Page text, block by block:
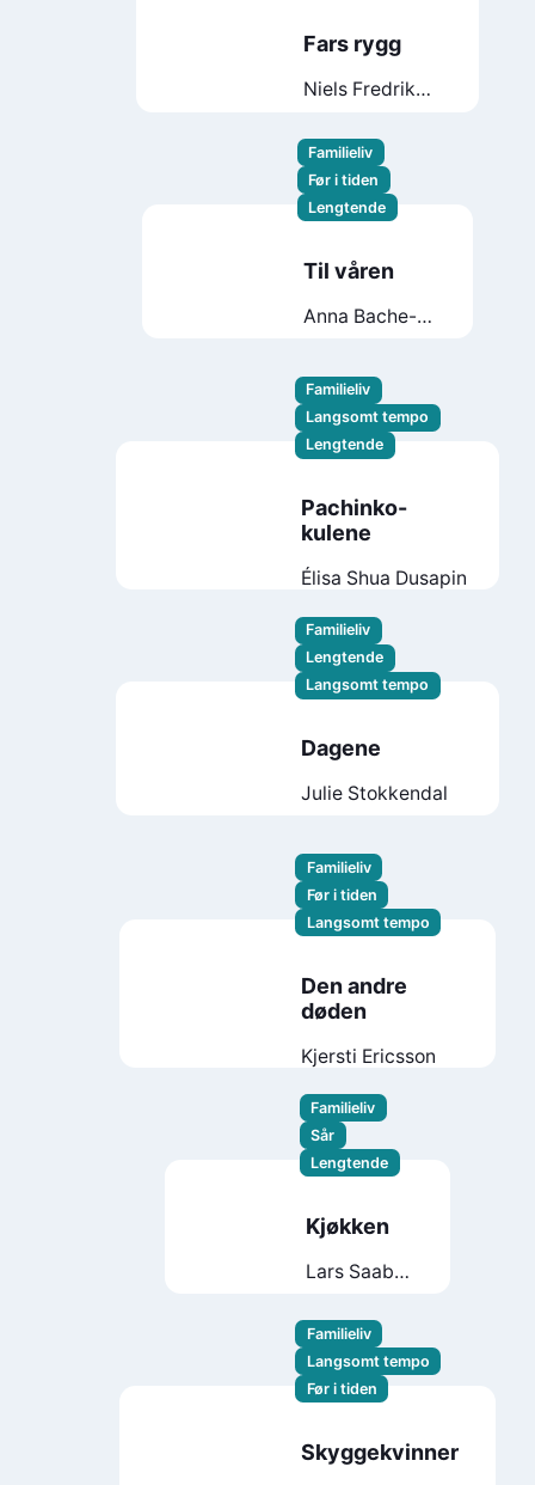
Fars rygg
Niels Fredrik
Familieliv
Før i tiden
Lengtende
Til våren
Anna Bache-
Familieliv
Langsomt tempo
Lengtende
Pachinko-
kulene
Élisa Shua Dusapin
Familieliv
Lengtende
Langsomt tempo
Dagene
Julie Stokkendal
Familieliv
Før i tiden
Langsomt tempo
Den andre
døden
Kjersti Ericsson
Familieliv
Sår
Lengtende
Kjøkken
Lars Saabye
Familieliv
Langsomt tempo
Før i tiden
Skyggekvinner